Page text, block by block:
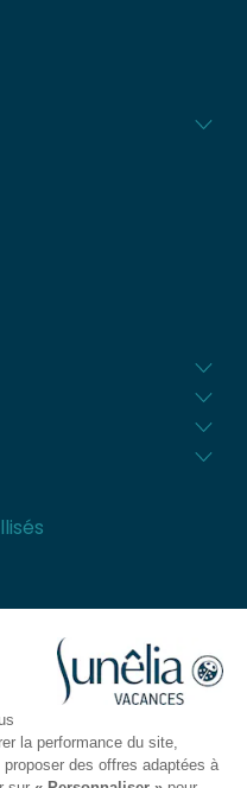
la performance du site,
des offres adaptées à